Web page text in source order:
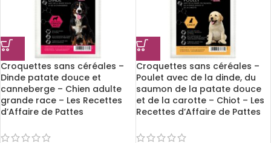
Croquettes sans céréales –
Dinde patate douce et
canneberge – Chien adulte
grande race – Les Recettes
d’Affaire de Pattes
Croquettes sans céréales –
Poulet avec de la dinde, du
saumon de la patate douce
et de la carotte – Chiot – Les
Recettes d’Affaire de Pattes